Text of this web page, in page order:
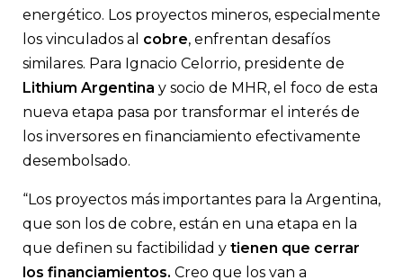
energético. Los proyectos mineros, especialmente
los vinculados al cobre, enfrentan desafíos
similares. Para Ignacio Celorrio, presidente de
Lithium Argentina y socio de MHR, el foco de esta
nueva etapa pasa por transformar el interés de
los inversores en financiamiento efectivamente
desembolsado.
“Los proyectos más importantes para la Argentina,
que son los de cobre, están en una etapa en la
que definen su factibilidad y tienen que cerrar
los financiamientos. Creo que los van a